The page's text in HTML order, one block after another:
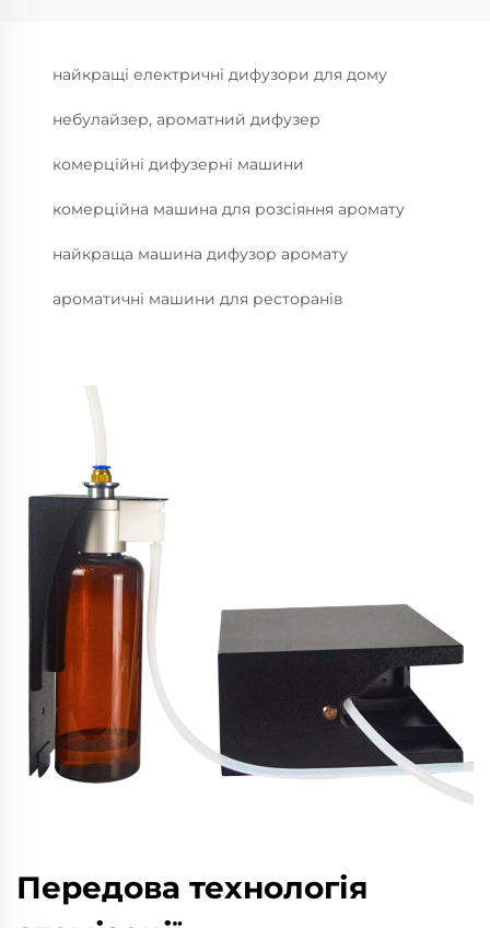
найкращі електричні дифузори для дому
небулайзер, ароматний дифузер
комерційні дифузерні машини
комерційна машина для розсіяння аромату
найкраща машина дифузор аромату
ароматичні машини для ресторанів
Передова технологія